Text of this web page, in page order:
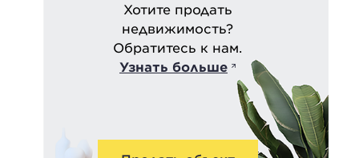
Хотите продать
недвижимость?
Обратитесь к нам.
Узнать больше